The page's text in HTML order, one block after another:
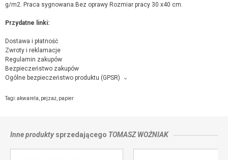
g/m2. Praca sygnowana.Bez oprawy Rozmiar pracy 30 x40 cm.
Przydatne linki:
Dostawa i płatność
Zwroty i reklamacje
Regulamin zakupów
Bezpieczeństwo zakupów
Ogólne bezpieczeństwo produktu (GPSR)
Tomasz Woźniak, Małopolska, 46b, 11, 70-515 Szczecin,
sprzedającym
Tagi:akwarela pejzaż papier
Inne produktysprzedającego TOMASZ WOŹNIAK